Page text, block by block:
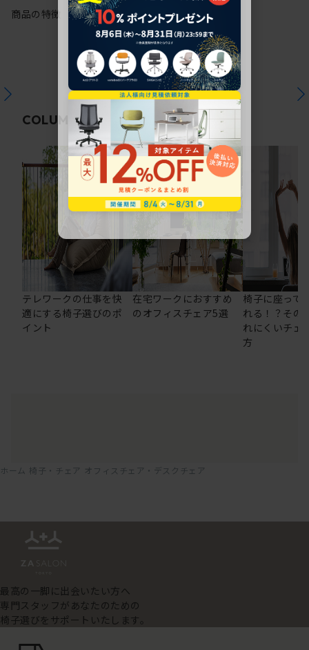
商品の特徴
COLUMN関連コラム
テレワークの仕事を快
適にする椅子選びのポ
イント
在宅ワークにおすすめ
のオフィスチェア5選
椅子に座って
れる！？その
れにくいチェ
方
ホーム 椅子・チェア オフィスチェア・デスクチェア
最高の一脚に出会いたい方へ
専門スタッフがあなたのための
椅子選びをサポートいたします。